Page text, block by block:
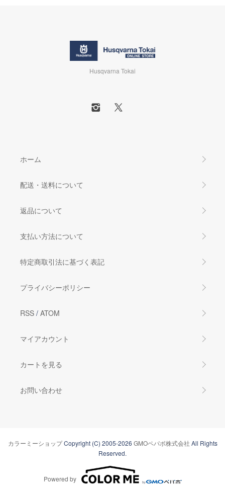
Husqvarna Tokai
ホーム
配送・送料について
返品について
支払い方法について
特定商取引法に基づく表記
プライバシーポリシー
RSS / ATOM
マイアカウント
カートを見る
お問い合わせ
カラーミーショップCopyright (C) 2005-2026 GMOペパボ株式会社 All Rights
Reserved.
Powered by